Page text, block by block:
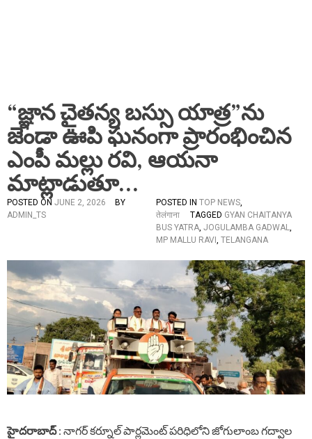
“జ్ఞాన చైతన్య బస్సు యాత్ర”ను
జెండా ఊపి ఘనంగా ప్రారంభించిన
ఎంపీ మల్లు రవి, ఆయనా
మాట్లాడుతూ…
POSTED ON JUNE 2, 2026
BY
ADMIN_TS
POSTED IN TOP NEWS,
तेलंगाना
TAGGED GYAN CHAITANYA
BUS YATRA, JOGULAMBA GADWAL,
MP MALLU RAVI , TELANGANA
హైదరాబాద్: నాగర్ కర్నూల్ పార్లమెంట్ పరిధిలోని జోగులాంబ గద్వాల